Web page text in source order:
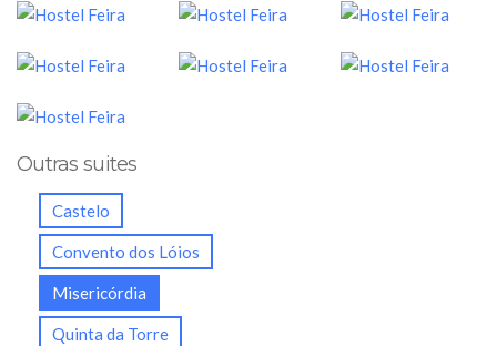
Outras suites
Castelo
Convento dos Lóios
Misericórdia
Quinta da Torre